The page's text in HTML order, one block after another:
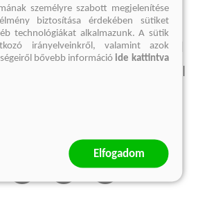
Elállási felmondási nyilatkozat
személyre szabott megjelenítése
biztosítása érdekében sütiket
technológiákat alkalmazunk. A sütik
irányelveinkről, valamint azok
bővebb információide kattintva
Elfogadom